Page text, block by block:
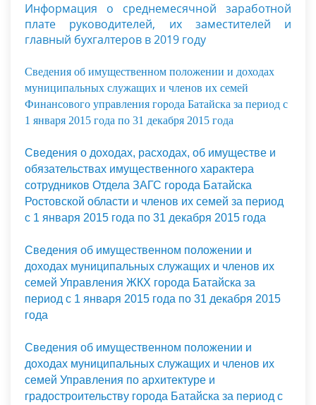
Информация о среднемесячной заработной
плате руководителей, их заместителей и
главный бухгалтеров в 2019 году
Сведения об имущественном положении и доходах
муниципальных служащих и членов их семей
Финансового управления города Батайска за период с
1 января 2015 года по 31 декабря 2015 года
Сведения о доходах, расходах, об имуществе и
обязательствах имущественного характера
сотрудников Отдела ЗАГС города Батайска
Ростовской области и членов их семей за период
с 1 января 2015 года по 31 декабря 2015 года
Сведения об имущественном положении и
доходах муниципальных служащих и членов их
семей Управления ЖКХ города Батайска за
период с 1 января 2015 года по 31 декабря 2015
года
Сведения об имущественном положении и
доходах муниципальных служащих и членов их
семей Управления по архитектуре и
градостроительству города Батайска за период с